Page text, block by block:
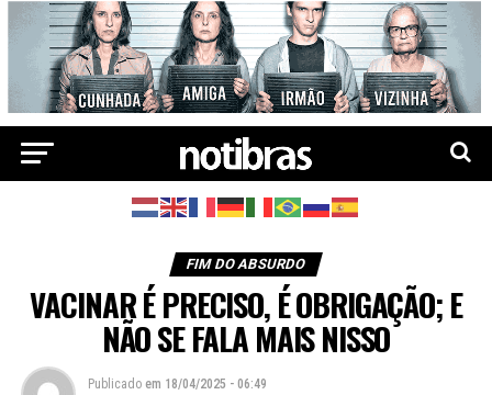
FIM DO ABSURDO
VACINAR É PRECISO, É OBRIGAÇÃO; E
NÃO SE FALA MAIS NISSO
Publicado em 18/04/2025 - 06:49